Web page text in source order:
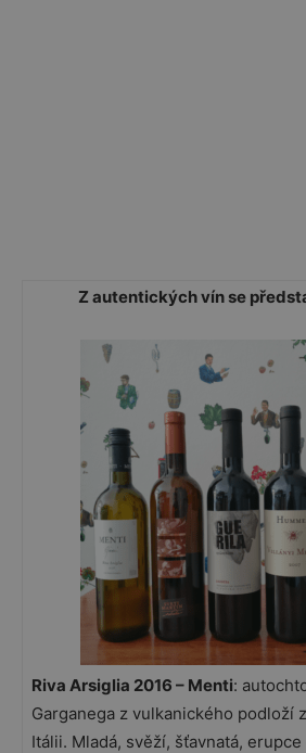
Z autentických vín se
Riva Arsiglia 2016 – Menti:
Garganega z vulkanického podloží
Itálii. Mladá, svěží, šťavnatá,